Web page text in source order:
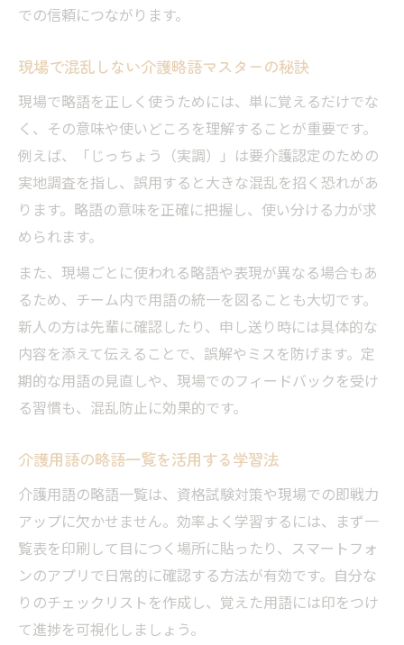
での信頼につながります。
現場で混乱しない介護略語マスターの秘訣
現場で略語を正しく使うためには、単に覚えるだけでな
く、その意味や使いどころを理解することが重要です。
例えば、「じっちょう（実調）」は要介護認定のための
実地調査を指し、誤用すると大きな混乱を招く恐れがあ
ります。略語の意味を正確に把握し、使い分ける力が求
められます。
また、現場ごとに使われる略語や表現が異なる場合もあ
るため、チーム内で用語の統一を図ることも大切です。
新人の方は先輩に確認したり、申し送り時には具体的な
内容を添えて伝えることで、誤解やミスを防げます。定
期的な用語の見直しや、現場でのフィードバックを受け
る習慣も、混乱防止に効果的です。
介護用語の略語一覧を活用する学習法
介護用語の略語一覧は、資格試験対策や現場での即戦力
アップに欠かせません。効率よく学習するには、まず一
覧表を印刷して目につく場所に貼ったり、スマートフォ
ンのアプリで日常的に確認する方法が有効です。自分な
りのチェックリストを作成し、覚えた用語には印をつけ
て進捗を可視化しましょう。